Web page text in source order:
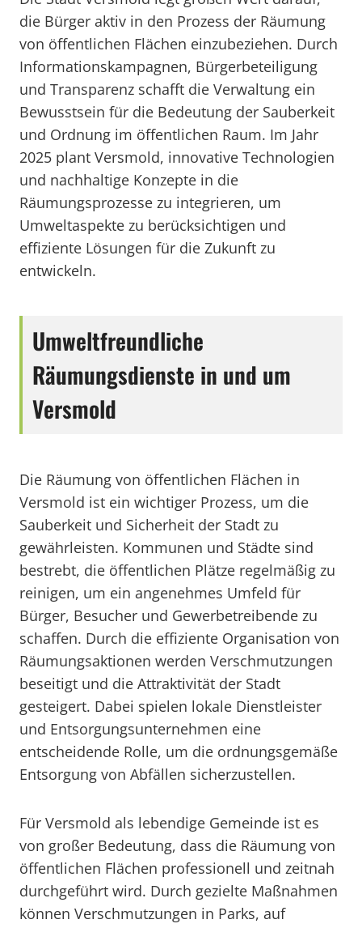
die Bürger aktiv in den Prozess der Räumung
von öffentlichen Flächen einzubeziehen. Durch
Informationskampagnen, Bürgerbeteiligung
und Transparenz schafft die Verwaltung ein
Bewusstsein für die Bedeutung der Sauberkeit
und Ordnung im öffentlichen Raum. Im Jahr
2025 plant Versmold, innovative Technologien
und nachhaltige Konzepte in die
Räumungsprozesse zu integrieren, um
Umweltaspekte zu berücksichtigen und
effiziente Lösungen für die Zukunft zu
entwickeln.
Umweltfreundliche
Räumungsdienste in und um
Versmold
Die Räumung von öffentlichen Flächen in
Versmold ist ein wichtiger Prozess, um die
Sauberkeit und Sicherheit der Stadt zu
gewährleisten. Kommunen und Städte sind
bestrebt, die öffentlichen Plätze regelmäßig zu
reinigen, um ein angenehmes Umfeld für
Bürger, Besucher und Gewerbetreibende zu
schaffen. Durch die effiziente Organisation von
Räumungsaktionen werden Verschmutzungen
beseitigt und die Attraktivität der Stadt
gesteigert. Dabei spielen lokale Dienstleister
und Entsorgungsunternehmen eine
entscheidende Rolle, um die ordnungsgemäße
Entsorgung von Abfällen sicherzustellen.
Für Versmold als lebendige Gemeinde ist es
von großer Bedeutung, dass die Räumung von
öffentlichen Flächen professionell und zeitnah
durchgeführt wird. Durch gezielte Maßnahmen
können Verschmutzungen in Parks, auf